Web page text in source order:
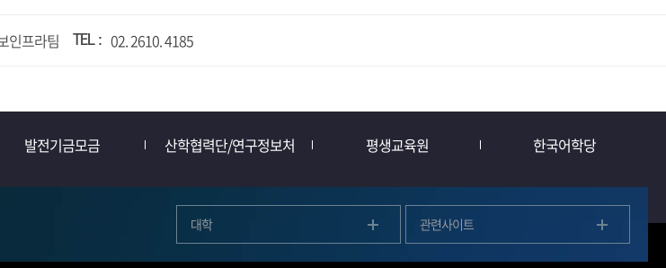
인프라팀 TEL 02. 2610. 4185
발전기금모금 산학협력단/연구정보처 평생교육원 한국어학당
대학 관련사이트